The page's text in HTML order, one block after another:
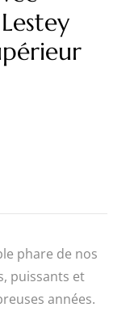
phare de nos
puissants et
années.